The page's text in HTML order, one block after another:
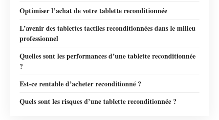
Optimiser l’achat de votre tablette reconditionnée
L’avenir des tablettes tactiles reconditionnées dans le milieu
professionnel
Quelles sont les performances d’une tablette reconditionnée
?
Est-ce rentable d’acheter reconditionné ?
Quels sont les risques d’une tablette reconditionnée ?